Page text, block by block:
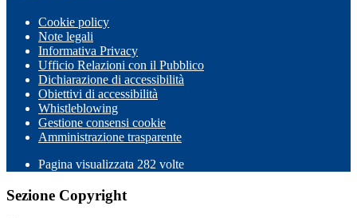
Cookie policy
Note legali
Informativa Privacy
Ufficio Relazioni con il Pubblico
Dichiarazione di accessibilità
Obiettivi di accessibilità
Whistleblowing
Gestione consensi cookie
Amministrazione trasparente
Pagina visualizzata 282 volte
Sezione Copyright